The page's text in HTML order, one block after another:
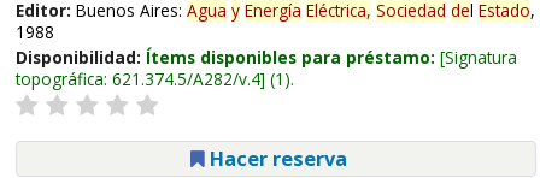
Editor: Buenos Aires: Agua y Energía Eléctrica, Sociedad del Estado,
1988
Disponibilidad: Ítems disponibles para préstamo: Signatura
topográfica: 621.374.5/A282/v.4 (1).
Hacer reserva